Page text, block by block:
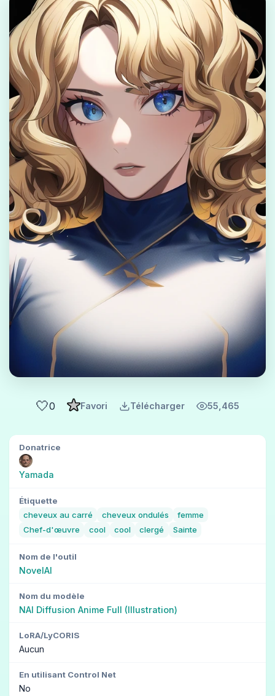
🤍0 Favori Télécharger 55,465
Donatrice
Yamada
Étiquette
cheveux au carré
cheveux ondulés
femme
Chef-d'œuvre
cool cool clergé Sainte
Nom de l'outil
NovelAI
Nom du modèle
NAI Diffusion Anime Full (Illustration)
LoRA/LyCORIS
Aucun
En utilisant Control Net
No